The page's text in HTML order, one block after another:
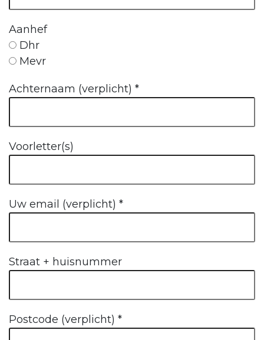
Aanhef
Dhr
Mevr
Achternaam (verplicht) *
Voorletter(s)
Uw email (verplicht) *
Straat + huisnummer
Postcode (verplicht) *